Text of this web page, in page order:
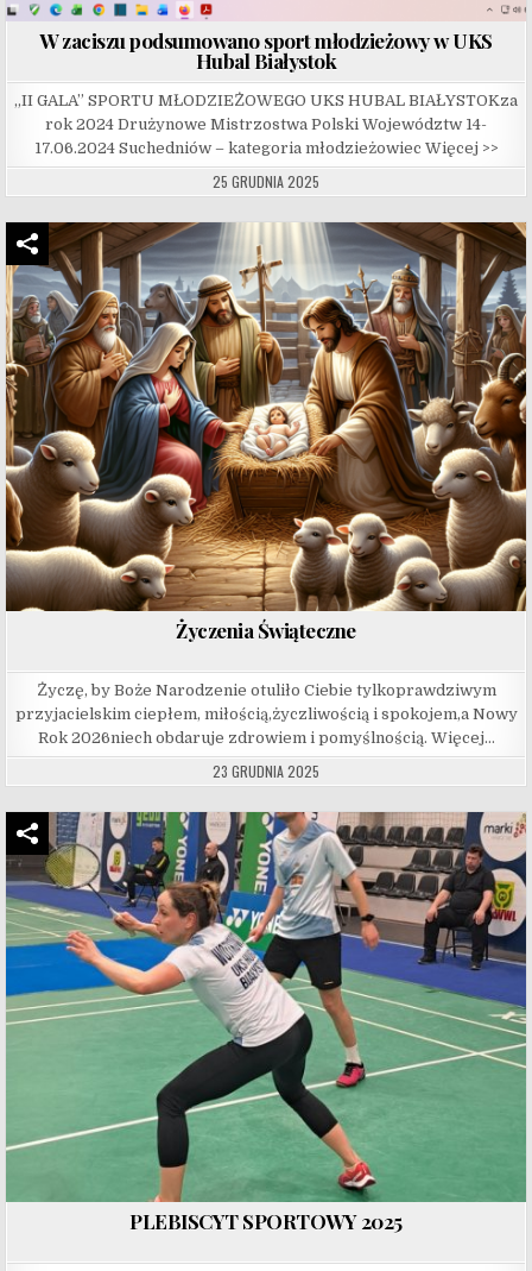
W zaciszu podsumowano sport młodzieżowy w UKS
Hubal Białystok
„II GALA” SPORTU MŁODZIEŻOWEGO UKS HUBAL BIAŁYSTOKza
rok 2024 Drużynowe Mistrzostwa Polski Województw 14-
17.06.2024 Suchedniów – kategoria młodzieżowiec Więcej >>
25 GRUDNIA 2025
Życzenia Świąteczne
Życzę, by Boże Narodzenie otuliło Ciebie tylkoprawdziwym
przyjacielskim ciepłem, miłością,życzliwością i spokojem,a Nowy
Rok 2026niech obdaruje zdrowiem i pomyślnością. Więcej…
23 GRUDNIA 2025
PLEBISCYT SPORTOWY 2025